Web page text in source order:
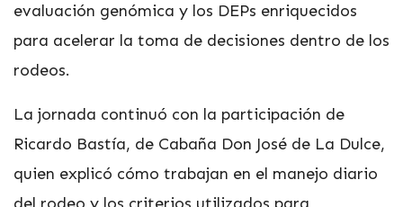
evaluación genómica y los DEPs enriquecidos
para acelerar la toma de decisiones dentro de los
rodeos.
La jornada continuó con la participación de
Ricardo Bastía, de Cabaña Don José de La Dulce,
quien explicó cómo trabajan en el manejo diario